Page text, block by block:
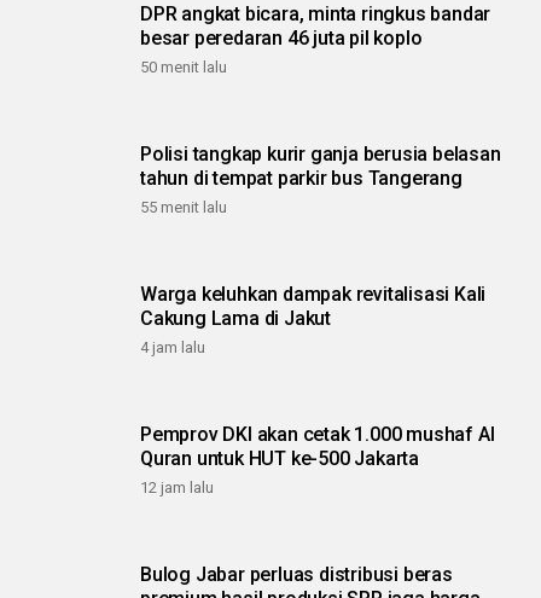
DPR angkat bicara, minta ringkus bandar
besar peredaran 46 juta pil koplo
50 menit lalu
Polisi tangkap kurir ganja berusia belasan
tahun di tempat parkir bus Tangerang
55 menit lalu
Warga keluhkan dampak revitalisasi Kali
Cakung Lama di Jakut
4 jam lalu
Pemprov DKI akan cetak 1.000 mushaf Al
Quran untuk HUT ke-500 Jakarta
12 jam lalu
Bulog Jabar perluas distribusi beras